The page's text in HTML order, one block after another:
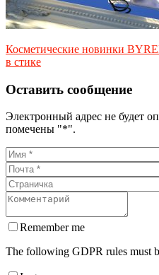
Косметические новинки
в стике
Оставить сообщение
Электронный адрес не будет
помечены "*".
Remember me
The following GDPR rules must